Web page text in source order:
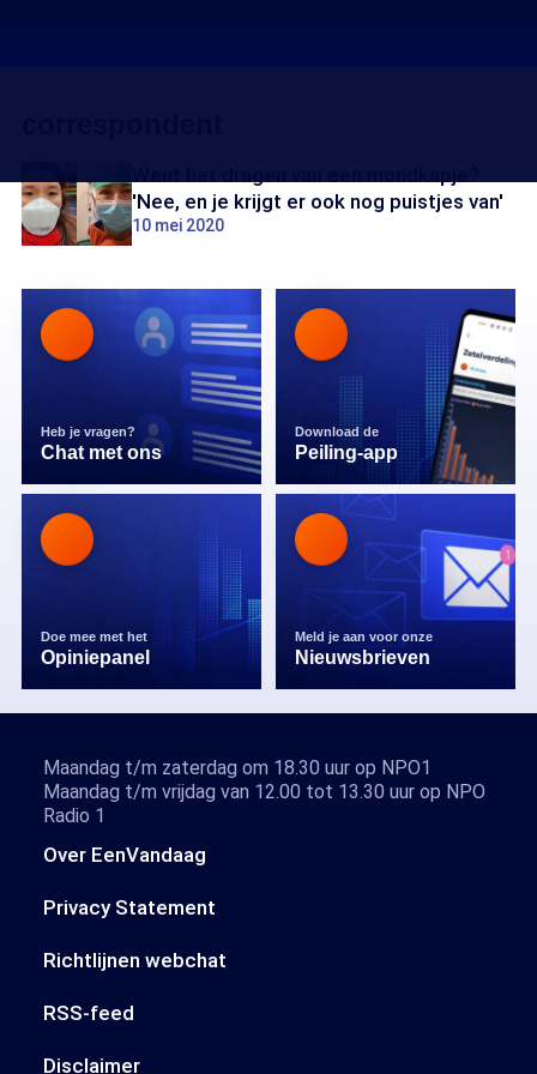
'Nee, en je krijgt er ook nog puistjes van'
10 mei 2020
Heb je vragen?
Chat met ons
Download de
Peiling-app
Doe mee met het
Opiniepanel
Meld je aan voor onze
Nieuwsbrieven
Over EenVandaag
Privacy Statement
Richtlijnen webchat
RSS-feed
Disclaimer
Maandag t/m zaterdag om 18.30 uur op NPO1
Maandag t/m vrijdag van 12.00 tot 13.30 uur op NPO
Radio 1